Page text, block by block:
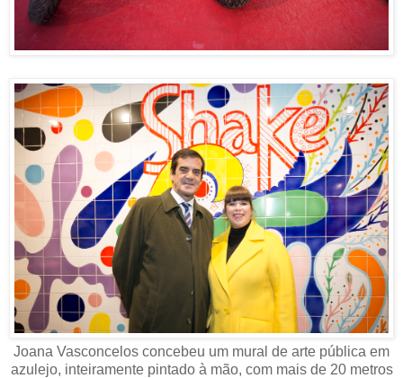
Joana Vasconcelos concebeu um mural de arte pública em
azulejo, inteiramente pintado à mão, com mais de 20 metros